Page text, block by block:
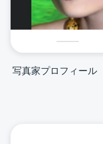
写真家プロフィール